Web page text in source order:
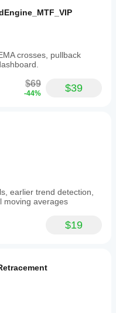
crosses, pullback
$69
-44% $39
earlier trend detection,
moving averages
$19